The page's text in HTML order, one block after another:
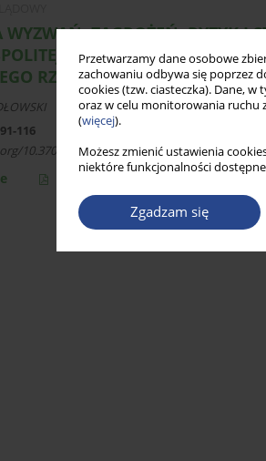
Przetwarzamy dane osobowe
zachowaniu odbywa się poprzez
cookies (tzw. ciasteczka). Dane,
oraz w celu monitorowania ruchu
(więcej).
Możesz zmienić ustawienia
niektóre funkcjonalności
Zgadzam się
WYZWAŃ, ZAGROŻEŃ, RYZYK I
POLSKIEJ NA
RZECZYPOSPOLITEJ
116
10.37055/sbn/189937